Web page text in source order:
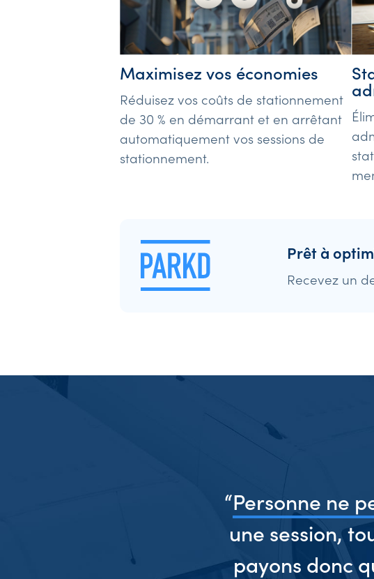
Maximisez vos économies
Réduisez vos coûts de stationnement
de 30 % en démarrant et en arrêtant
automatiquement vos sessions de
stationnement.
Prêt à
Recevez un
“Personne ne
une session,
payons donc